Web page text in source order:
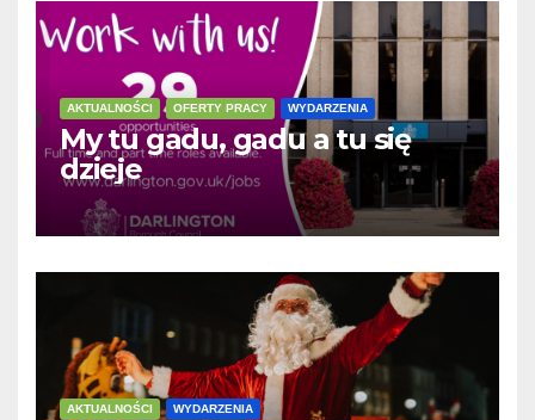
AKTUALNOŚCI OFERTY PRACY WYDARZENIA
My tu gadu, gadu a tu się
dzieje
AKTUALNOŚCI WYDARZENIA